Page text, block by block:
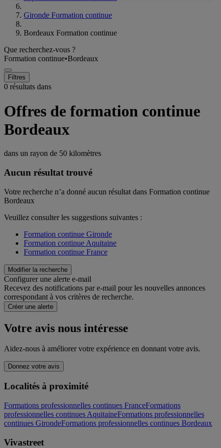
Gironde Formation continue
Bordeaux Formation continue
Que recherchez-vous ?
Formation continue•Bordeaux
Filtres
0 résultats dans
Offres de formation continue
Bordeaux
dans un rayon de 50 kilomètres
Aucun résultat trouvé
Votre recherche n’a donné aucun résultat dans Formation continue
Bordeaux
Veuillez consulter les suggestions suivantes :
Formation continue Gironde
Formation continue Aquitaine
Formation continue France
Modifier la recherche
Configurer une alerte e-mail
Recevez des notifications par e-mail pour les nouvelles annonces
correspondant à vos critères de recherche.
Créer une alerte
Votre avis nous intéresse
Aidez-nous à améliorer votre expérience en donnant votre avis.
Donnez votre avis
Localités à proximité
Formations professionnelles continues FranceFormations
professionnelles continues AquitaineFormations professionnelles
continues GirondeFormations professionnelles continues Bordeaux
Vivastreet